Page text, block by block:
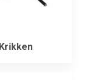
Krikken